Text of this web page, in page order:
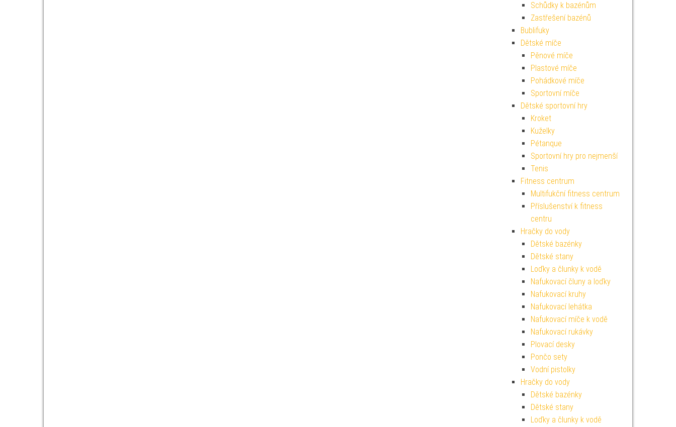
Schůdky k bazénům
Zastřešení bazénů
Bublifuky
Dětské míče
Pěnové míče
Plastové míče
Pohádkové míče
Sportovní míče
Dětské sportovní hry
Kroket
Kuželky
Pétanque
Sportovní hry pro nejmenší
Tenis
Fitness centrum
Multifukční fitness centrum
Příslušenství k fitness
centru
Hračky do vody
Dětské bazénky
Dětské stany
Loďky a člunky k vodě
Nafukovací čluny a loďky
Nafukovací kruhy
Nafukovací lehátka
Nafukovací míče k vodě
Nafukovací rukávky
Plovací desky
Pončo sety
Vodní pistolky
Hračky do vody
Dětské bazénky
Dětské stany
Loďky a člunky k vodě